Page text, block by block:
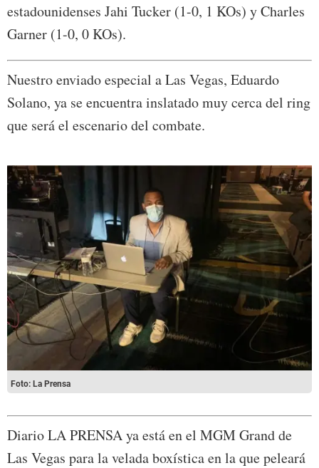
estadounidenses Jahi Tucker (1-0, 1 KOs) y Charles
Garner (1-0, 0 KOs).
Nuestro enviado especial a Las Vegas, Eduardo
Solano, ya se encuentra inslatado muy cerca del ring
que será el escenario del combate.
Foto: La Prensa
Diario LA PRENSA ya está en el MGM Grand de
Las Vegas para la velada boxística en la que peleará